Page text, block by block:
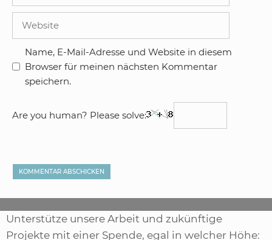
Adresse
Name, E-Mail-Adresse und Website in diesem
Browser für meinen nächsten Kommentar
speichern.
Are you human? Please solve:
Unterstütze unsere Arbeit und zukünftige
Projekte mit einer Spende, egal in welcher Höhe: